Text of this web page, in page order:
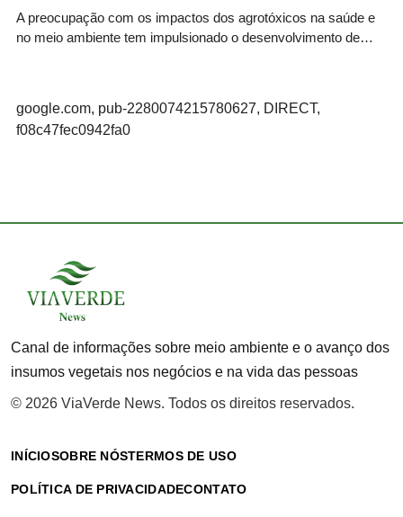
A preocupação com os impactos dos agrotóxicos na saúde e
no meio ambiente tem impulsionado o desenvolvimento de…
google.com, pub-2280074215780627, DIRECT,
f08c47fec0942fa0
Canal de informações sobre meio ambiente e o avanço dos
insumos vegetais nos negócios e na vida das pessoas
© 2026 ViaVerde News. Todos os direitos reservados.
INÍCIOSOBRE NÓSTERMOS DE USO
POLÍTICA DE PRIVACIDADECONTATO